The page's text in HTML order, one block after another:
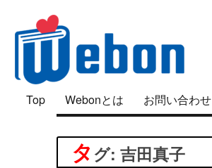
Webon（ウェボン）
「好き」は面白い
Top Webonとは お問い合わせ
タ グ: 吉田真子